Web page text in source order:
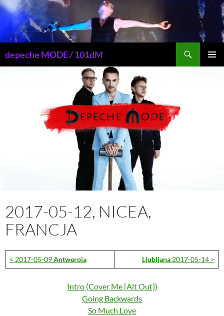
Przejdź
do
treści
depeche MODE / 101dM
2017-05-12, NICEA,
FRANCJA
< 2017-05-09Antwerpia Ljubljana 2017-05-14 >
Intro (Cover Me [Alt Out])
Going Backwards
So Much Love